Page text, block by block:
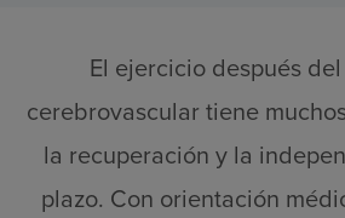
El ejercicio después
cerebrovascular tiene
la recuperación y la
plazo. Con orientación